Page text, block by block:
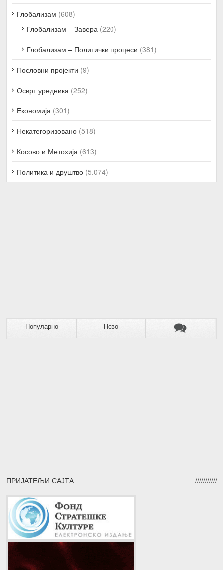
Глобализам (608)
Глобализам – Завера (220)
Глобализам – Политички процеси (381)
Пословни пројекти (9)
Осврт уредника (252)
Економија (301)
Некатегоризовано (518)
Косово и Метохија (613)
Политика и друштво (5.074)
Популарно Ново
ПРИЈАТЕЉИ САЈТА